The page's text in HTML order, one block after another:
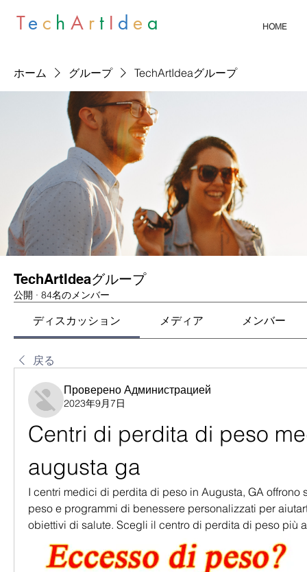
Te c hA r t I d e a HOME
ホーム グループ TechArtIdeaグループ
TechArtIdeaグループ
公開 · 84名のメンバー
ディスカッション メディア メンバー
戻る
Проверено Администрацией
2023年9月7日
Centri di perdita di peso
augusta ga
I centri medici di perdita di peso in Augusta, GA offrono
peso e programmi di benessere personalizzati per
obiettivi di salute. Scegli il centro di perdita di peso più